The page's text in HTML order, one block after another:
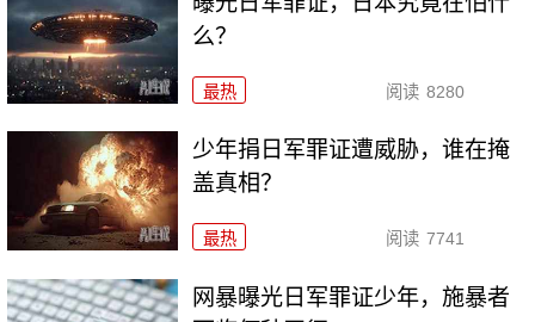
么？
最热 阅读 8280
少年捐日军罪证遭威胁，谁在掩
盖真相？
最热 阅读 7741
网暴曝光日军罪证少年，施暴者